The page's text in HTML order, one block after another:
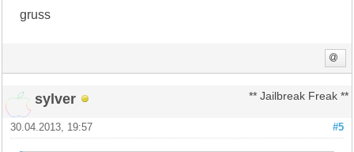
gruss
sylver ** Jailbreak Freak **
#5
30.04.2013, 19:57